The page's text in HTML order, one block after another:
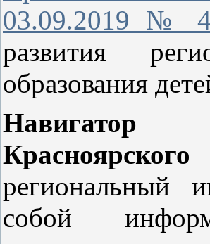
03.09.2019 №
развития
образования
Навигатор
региональный
собой